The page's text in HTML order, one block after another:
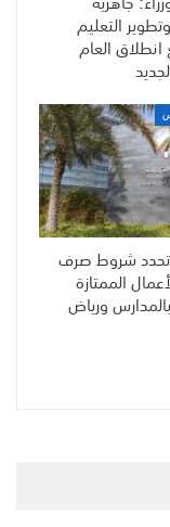
التعليم
العام
تحدد شروط صرف
الممتازة
ورياض